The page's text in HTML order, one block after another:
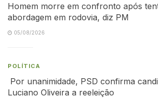
Homem morre em confronto após
abordagem em rodovia, diz PM
05/08/2026
POLÍTICA
Por unanimidade, PSD confirma
Luciano Oliveira a reeleição